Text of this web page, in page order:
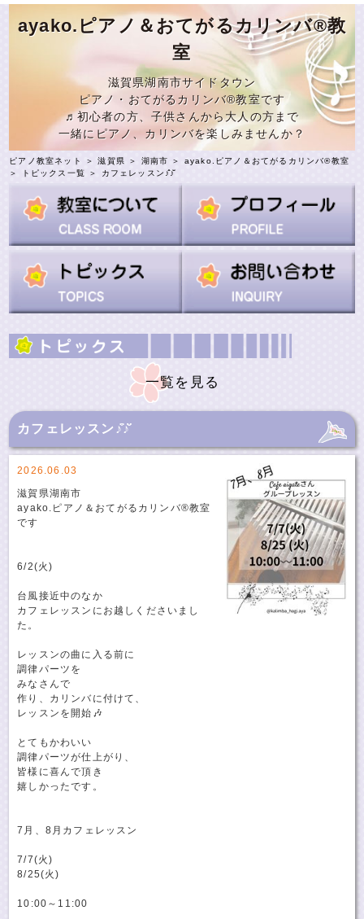
ayako.ピアノ＆おてがるカリンバ®教
室
滋賀県湖南市サイドタウン
ピアノ・おてがるカリンバ®教室です
♬初心者の方、子供さんから大人の方まで
一緒にピアノ、カリンバを楽しみませんか？
ピアノ教室ネット ＞滋賀県 ＞ 湖南市 ＞ ayako.ピアノ＆おてがるカリンバ®教室
＞
トピックス一覧 ＞ カフェレッスン♪̊̈♪̆̈
一覧を見る
カフェレッスン♪̊̈♪̆̈
2026.06.03
滋賀県湖南市
ayako.ピアノ＆おてがるカリンバ®️教室
です
6/2(火)
台風接近中のなか
カフェレッスンにお越しくださいまし
た。
レッスンの曲に入る前に
調律パーツを
みなさんで
作り、カリンバに付けて、
レッスンを開始🎶
とてもかわいい
調律パーツが仕上がり、
皆様に喜んで頂き
嬉しかったです。
7月、8月カフェレッスン
7/7(火)
8/25(火)
10:00～11:00